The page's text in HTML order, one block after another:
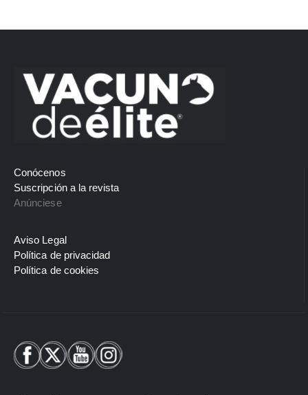
Conócenos
Suscripción a la revista
Anúnciese
Aviso Legal
Política de privacidad
Política de cookies